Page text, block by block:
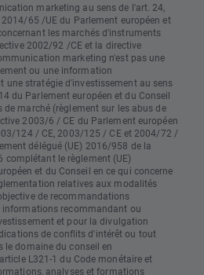
marketing au sens de l'art. 24,
65 /UE du Parlement européen et
les marchés d'instruments
2002/92 /CE et la directive
marketing n'est pas une
ou une information
une stratégie d'investissement au sens
du Parlement européen et du Conseil
marché (règlement sur les abus de
2003/6 / CE du Parlement européen
124 / CE, 2003/125 / CE et 2004/72 /
délégué (UE) 2016/958 de la
le règlement (UE)
et du Conseil en ce qui concerne
relatives aux modalités
de recommandations
recommandant ou
et pour la divulgation
de conflits d'intérêt ou tout
le domaine du conseil en
L321-1 du Code monétaire et
analyses et formations